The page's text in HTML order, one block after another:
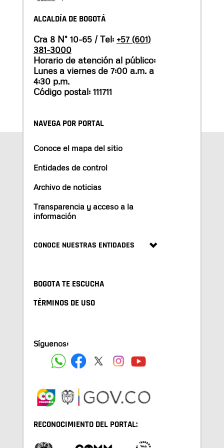
ALCALDÍA DE BOGOTÁ
Cra 8 N° 10-65 / Tel: +57 (601)
381-3000
Horario de atención al público:
Lunes a viernes de 7:00 a.m. a
4:30 p.m.
Código postal: 111711
NAVEGA POR PORTAL
Conoce el mapa del sitio
Entidades de control
Archivo de noticias
Transparencia y acceso a la
información
CONOCE NUESTRAS ENTIDADES
BOGOTA TE ESCUCHA
TÉRMINOS DE USO
Síguenos:
RECONOCIMIENTO DEL PORTAL: